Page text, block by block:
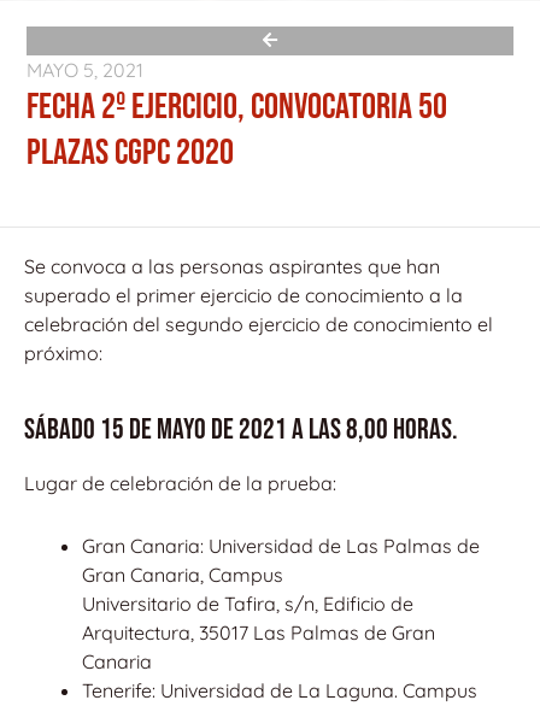
MAYO 5, 2021
FECHA 2º EJERCICIO, CONVOCATORIA 50
PLAZAS CGPC 2020
Se convoca a las personas aspirantes que han
superado el primer ejercicio de conocimiento a la
celebración del segundo ejercicio de conocimiento el
próximo:
SÁBADO 15 DE MAYO DE 2021 A LAS 8,00 HORAS.
Lugar de celebración de la prueba:
Gran Canaria: Universidad de Las Palmas de
Gran Canaria, Campus
Universitario de Tafira, s/n, Edificio de
Arquitectura, 35017 Las Palmas de Gran
Canaria
Tenerife: Universidad de La Laguna. Campus